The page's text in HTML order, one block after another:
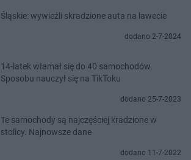
Śląskie: wywieźli skradzione auta na lawecie
dodano 2-7-2024
14-latek włamał się do 40 samochodów.
Sposobu nauczył się na TikToku
dodano 25-7-2023
Te samochody są najczęściej kradzione w
stolicy. Najnowsze dane
dodano 11-7-2022